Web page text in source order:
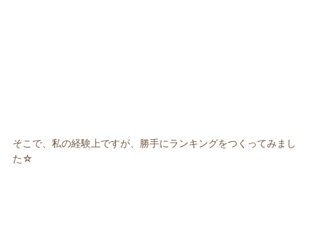
そこで、私の経験上ですが、勝手にランキングをつくってみまし
た☆